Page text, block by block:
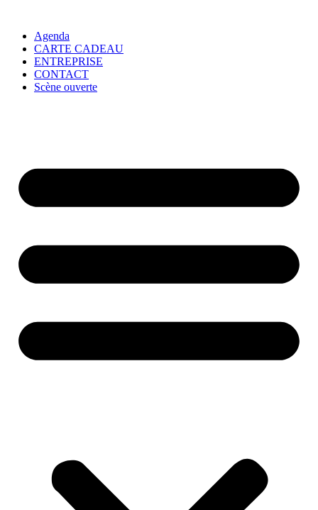
Agenda
CARTE CADEAU
ENTREPRISE
CONTACT
Scène ouverte